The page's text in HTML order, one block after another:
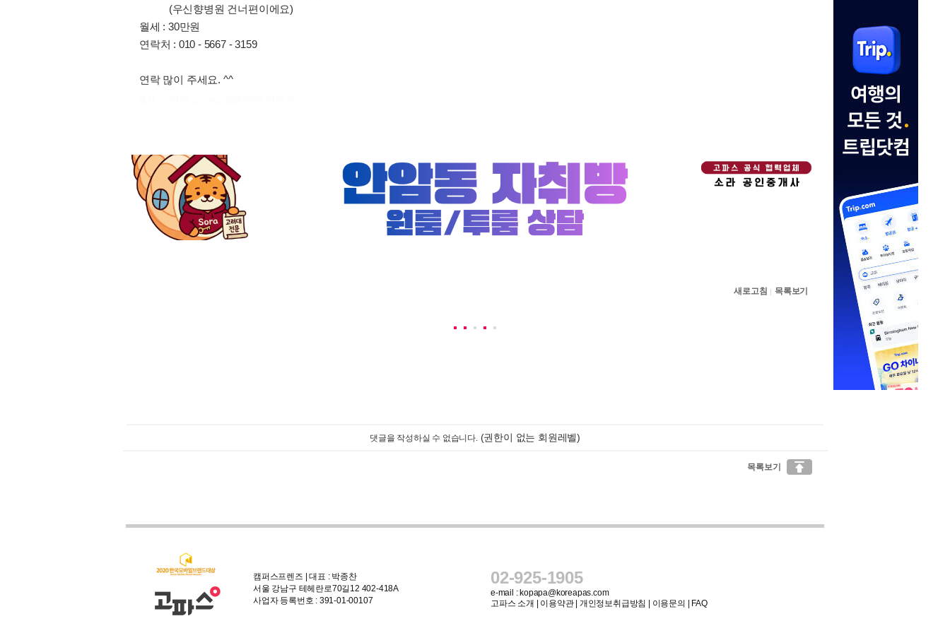
(우신향병원 건너편이에요)
월세 : 30만원
연락처 : 010 - 5667 - 3159
연락 많이 주세요. ^^
새로고침 | 목록보기
댓글을 작성하실 수 없습니다. (권한이 없는 회원레벨)
목록보기 
캠퍼스프렌즈 | 대표 : 박종찬
서울 강남구 테헤란로70길12 402-418A
사업자 등록번호 : 391-01-00107
02-925-1905
e-mail : kopapa@koreapas.com
고파스 소개
이용약관| 개인정보취급방침 이용문의 FAQ